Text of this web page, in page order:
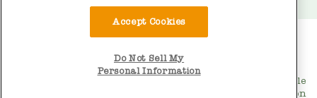
Gebruiksvoorwaarden
Cookieverklaring
© Vandemoortele
Do Not Sell My Personal Information
Accept Cookies
Do Not Sell My
Personal Information